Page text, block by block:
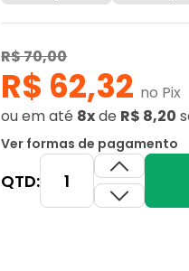
R$ 70,00
R$ 62,32 no Pix
ouem até 8xde R$ 8,20
Ver formas de pagamento
QTD: